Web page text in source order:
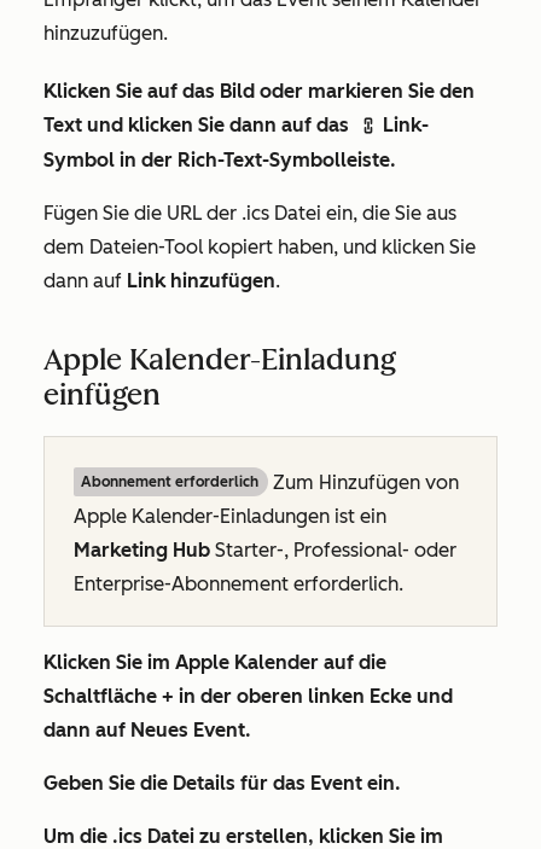
hinzuzufügen.
Klicken Sie auf das Bild oder markieren Sie den
Text und klicken Sie dann auf das link Link-
Symbol in der Rich-Text-Symbolleiste.
Fügen Sie die URL der .ics Datei ein, die Sie aus
dem Dateien-Tool kopiert haben, und klicken Sie
dann auf Link hinzufügen.
Apple Kalender-Einladung
einfügen
Abonnement erforderlich
Zum Hinzufügen von
Apple Kalender-Einladungen ist ein
Marketing Hub Starter-, Professional- oder
Enterprise-Abonnement erforderlich.
Klicken Sie im Apple Kalender auf die
Schaltfläche + in der oberen linken Ecke und
dann auf Neues Event.
Geben Sie die Details für das Event ein.
Um die .ics Datei zu erstellen, klicken Sie im